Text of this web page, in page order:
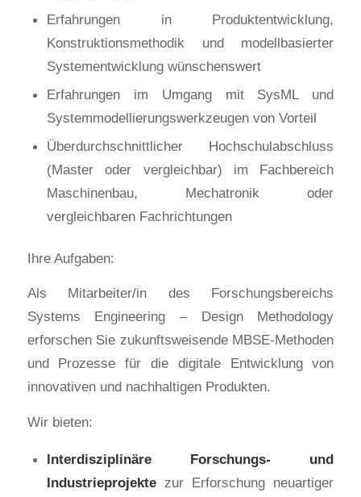
Erfahrungen in Produktentwicklung,
Konstruktionsmethodik und modellbasierter
Systementwicklung wünschenswert
Erfahrungen im Umgang mit SysML und
Systemmodellierungswerkzeugen von Vorteil
Überdurchschnittlicher Hochschulabschluss
(Master oder vergleichbar) im Fachbereich
Maschinenbau, Mechatronik oder
vergleichbaren Fachrichtungen
Ihre Aufgaben:
Als Mitarbeiter/in des Forschungsbereichs
Systems Engineering – Design Methodology
erforschen Sie zukunftsweisende MBSE-Methoden
und Prozesse für die digitale Entwicklung von
innovativen und nachhaltigen Produkten.
Wir bieten:
Interdisziplinäre Forschungs- und
Industrieprojektezur Erforschung neuartiger